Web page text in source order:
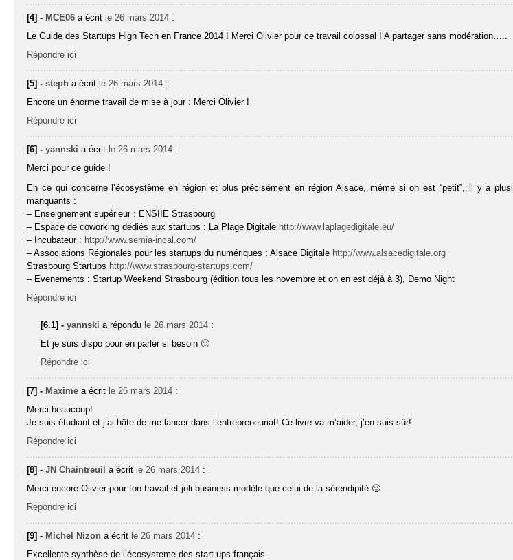
[4] - MCE06 a écrit le 26 mars 2014 :
Le Guide des Startups High Tech en France 2014 ! Merci Olivier pour ce travail colossal ! A partager sans modération…..
Répondre ici
[5] -steph a écrit le 26 mars 2014 :
Encore un énorme travail de mise à jour : Merci Olivier !
Répondre ici
[6] -yannski a écrit le 26 mars 2014 :
Merci pour ce guide !
En ce qui concerne l’écosystème en région et plus précisément en région Alsace, même si on est “petit”, il y a
manquants :
– Enseignement supérieur : ENSIIE Strasbourg
– Espace de coworking dédiés aux startups : La Plage Digitale http://www.laplagedigitale.eu/
– Incubateur : http://www.semia-incal.com/
– Associations Régionales pour les startups du numériques : Alsace Digitale http://www.alsacedigitale.org
Strasbourg Startups http://www.strasbourg-startups.com/
– Evenements : Startup Weekend Strasbourg (édition tous les novembre et on en est déjà à 3), Demo Night
Répondre ici
[6.1] -yannski a répondu le 26 mars 2014 :
Et je suis dispo pour en parler si besoin 🙂
Répondre ici
[7] - Maxime a écrit le 26 mars 2014 :
Merci beaucoup!
Je suis étudiant et j’ai hâte de me lancer dans l’entrepreneuriat! Ce livre va m’aider, j’en suis sûr!
Répondre ici
[8] -JN Chaintreuil a écrit le 26 mars 2014 :
Merci encore Olivier pour ton travail et joli business modèle que celui de la sérendipité 🙂
Répondre ici
[9] - Michel Nizon a écrit le 26 mars 2014 :
Excellente synthèse de l’écosysteme des start ups français.